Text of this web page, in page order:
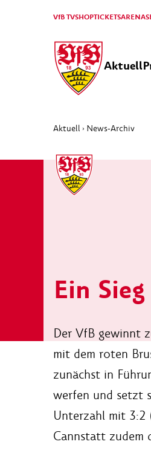
VfB TVSHOPTICKETSARENA
Aktuell
Aktuell › News-Archiv
Ein
Der VfB gewinnt
mit dem roten
zunächst in
werfen und setzt
Unterzahl mit 3:2
Cannstatt zudem